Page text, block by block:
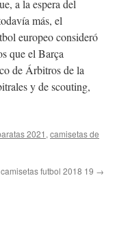
a la espera del
más, el
europeo consideró
que el Barça
de Árbitros de la
y de scouting,
2021 , camisetas de
futbol 2018 19 →